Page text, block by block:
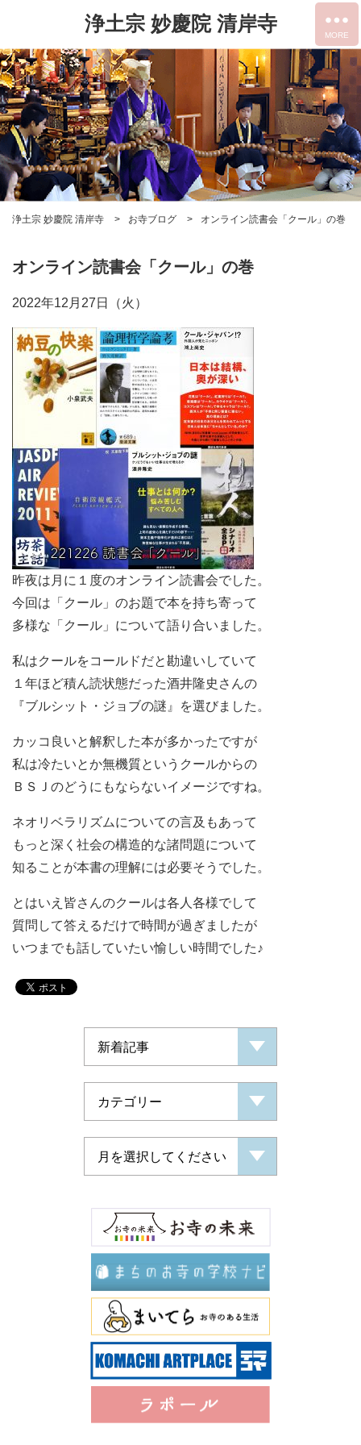
浄土宗 妙慶院 清岸寺
浄土宗 妙慶院 清岸寺 お寺ブログ オンライン読書会「クール」の巻
オンライン読書会「クール」の巻
2022年12月27日（火）
昨夜は月に１度のオンライン読書会でした。
今回は「クール」のお題で本を持ち寄って
多様な「クール」について語り合いました。
私はクールをコールドだと勘違いしていて
１年ほど積ん読状態だった酒井隆史さんの
『ブルシット・ジョブの謎』を選びました。
カッコ良いと解釈した本が多かったですが
私は冷たいとか無機質というクールからの
ＢＳＪのどうにもならないイメージですね。
ネオリベラリズムについての言及もあって
もっと深く社会の構造的な諸問題について
知ることが本書の理解には必要そうでした。
とはいえ皆さんのクールは各人各様でして
質問して答えるだけで時間が過ぎましたが
いつまでも話していたい愉しい時間でした♪